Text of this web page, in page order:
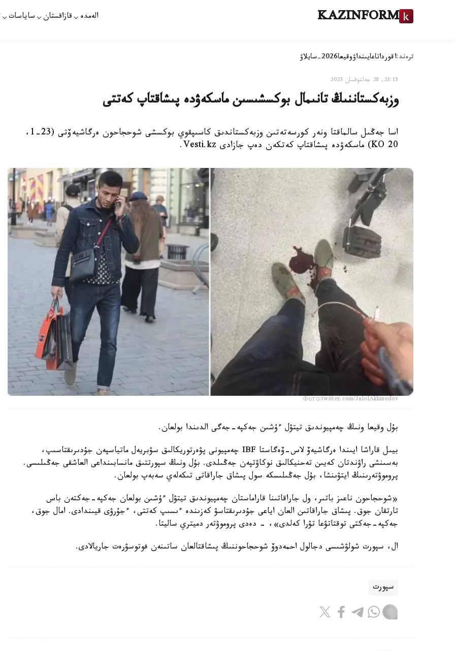
KAZINFORM الەمدە قازاقستان ساياسات
ترەند:اقورداتاعايىنداۋوقيعا2026-سايلاۋ
22:15, 28 جەلتوقسان 2023
وزبەكستاننىڭ تانىمال بوكسشىسىن ماسكەۋدە پىشاقتاپ كەتتى
اسا جەڭىل سالماقتا ونەر كورسەتەتىن وزبەكستاندىق كاسىپقوي بوكسشى شوحجاحون ەرگاشيەۆتى (23-1،
20 KO) ماسكەۋدە پىشاقتاپ كەتكەن دەپ جازادى Vesti.kz.
Фото:twitter.com/JalolAkhmedov
بۇل وقيعا ونىڭ چەمپيوندىق تيتۋل ءۇشىن جەكپە-جەگى الدىندا بولعان.
بيىل قاراشا ايىندا ەرگاشيەۆ لاس-ۆەگاستا IBF چەمپيونى پۋەرتوريكالىق سۋبريەل ماتياسپەن جۇدىرىقتاسىپ،
بەسىنشى راۋندتان كەيىن تەحنيكالىق نوكاۋتپەن جەڭىلدى. بۇل ونىڭ سپورتتىق مانسابىنداعى العاشقى جەڭىلىسى.
پروموۋتەرىنىڭ ايتۋىنشا، بۇل جەڭىلىسكە سول پىشاق جاراقاتى تىكەلەي سەبەپ بولعان.
«شوحجاحون ناعىز باتىر، ول جاراقاتىنا قاراماستان چەمپيوندىق تيتۋل ءۇشىن بولعان جەكپە-جەكتەن باس
تارتقان جوق. پىشاق جاراقاتىن العان اياعى جۇدىرىقتاسۋ كەزىندە ءىسىپ كەتتى، ءجۇرۋى قيىندادى. امال جوق،
جەكپە-جەكتى توقتاتۋعا تۋرا كەلدى»، - دەدى پروموۋتەر دميتري ساليتا.
ال، سپورت شولۋشىسى دجالول احمەدوۆ شوحجاحوننىڭ پىشاقتالعان ساتىنەن فوتوسۋرەت جاريالادى.
سپورت